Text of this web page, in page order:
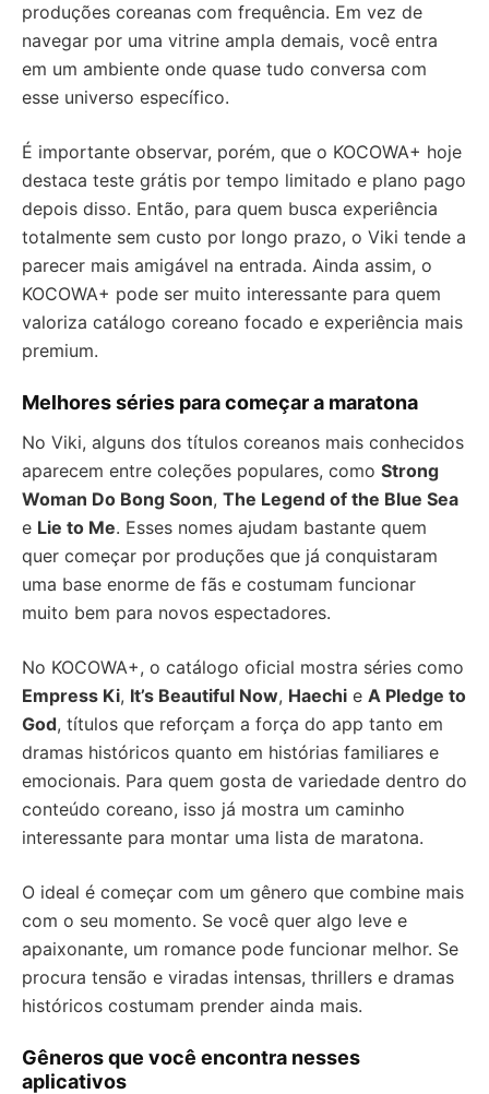
produções coreanas com frequência. Em vez de
navegar por uma vitrine ampla demais, você entra
em um ambiente onde quase tudo conversa com
esse universo específico.
É importante observar, porém, que o KOCOWA+ hoje
destaca teste grátis por tempo limitado e plano pago
depois disso. Então, para quem busca experiência
totalmente sem custo por longo prazo, o Viki tende a
parecer mais amigável na entrada. Ainda assim, o
KOCOWA+ pode ser muito interessante para quem
valoriza catálogo coreano focado e experiência mais
premium.
Melhores séries para começar a maratona
No Viki, alguns dos títulos coreanos mais conhecidos
aparecem entre coleções populares, como Strong
Woman Do Bong Soon, The Legend of the Blue Sea
e Lie to Me. Esses nomes ajudam bastante quem
quer começar por produções que já conquistaram
uma base enorme de fãs e costumam funcionar
muito bem para novos espectadores.
No KOCOWA+, o catálogo oficial mostra séries como
Empress Ki, It’s Beautiful Now, Haechi e A Pledge to
God, títulos que reforçam a força do app tanto em
dramas históricos quanto em histórias familiares e
emocionais. Para quem gosta de variedade dentro do
conteúdo coreano, isso já mostra um caminho
interessante para montar uma lista de maratona.
O ideal é começar com um gênero que combine mais
com o seu momento. Se você quer algo leve e
apaixonante, um romance pode funcionar melhor. Se
procura tensão e viradas intensas, thrillers e dramas
históricos costumam prender ainda mais.
Gêneros que você encontra nesses
aplicativos